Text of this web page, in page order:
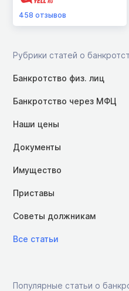
458 отзывов
Рубрики статей о
Банкротство физ. лиц
Банкротство через МФЦ
Наши цены
Документы
Имущество
Приставы
Советы должникам
Все статьи
Популярные статьи о